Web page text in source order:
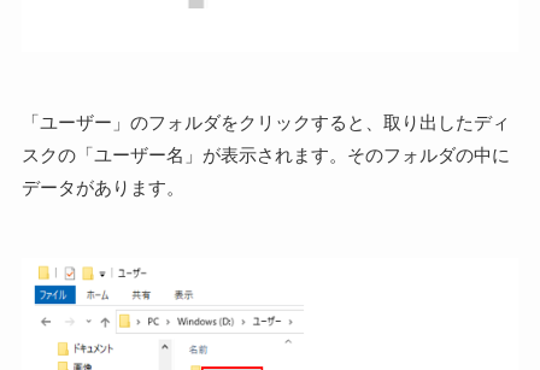
「ユーザー」のフォルダをクリックすると、取り出したディ
スクの「ユーザー名」が表示されます。そのフォルダの中に
データがあります。